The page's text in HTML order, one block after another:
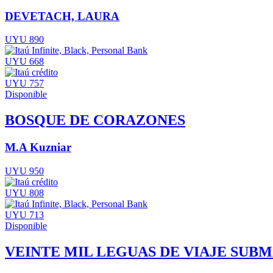
DEVETACH, LAURA
UYU 890
UYU 668
UYU 757
Disponible
BOSQUE DE CORAZONES
M.A Kuzniar
UYU 950
UYU 808
UYU 713
Disponible
VEINTE MIL LEGUAS DE VIAJE